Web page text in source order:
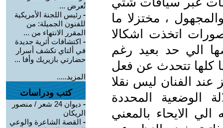
، مختزلا ما
اتخذت اشكالا
الي حد بعيد رغم
كلها تتحدث عن فعل
الفنان ليس نقلا
الوضعية المحددة
الايحاء بالمعني
تُعرض ...
- رئيس اللجنة الأمريكية
للفنون الجميلة: من
المقرر الانتهاء من ...
- اكتشافات أثرية جديدة
في ألتاي تكشف أسرار
حضارتي بازيريك وأفا ...
المزيد.....
كتب ودراسات
-
ديوان 24 شعر / منصور
الريكان
- القصة الشاعرة والوعي